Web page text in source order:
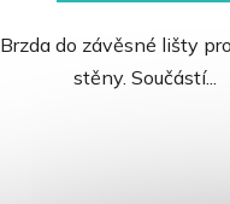
Brzda do závěsné lišty
stěny. Součástí...